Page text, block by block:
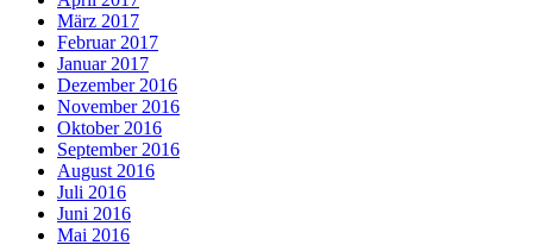
März 2017
Februar 2017
Januar 2017
Dezember 2016
November 2016
Oktober 2016
September 2016
August 2016
Juli 2016
Juni 2016
Mai 2016